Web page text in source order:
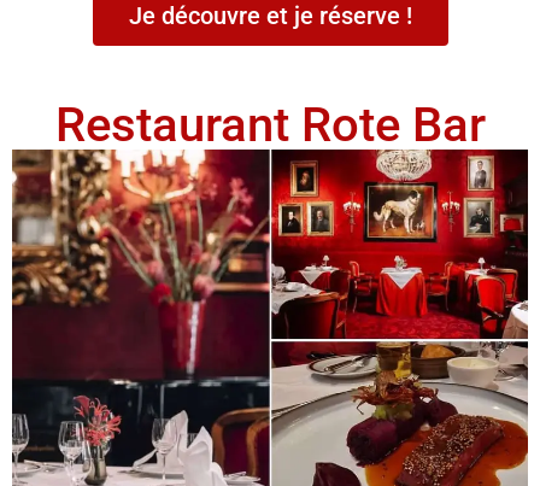
Je découvre et je réserve !
Restaurant Rote Bar